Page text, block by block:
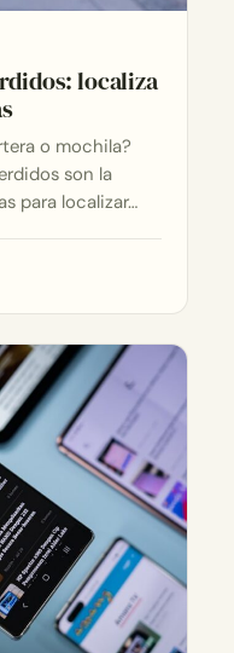
localiza
o mochila?
son la
para localizar…